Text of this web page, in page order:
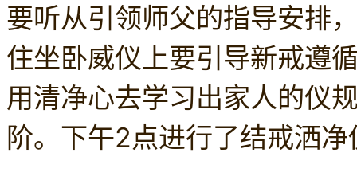
要听从引领师父的指导安排
住坐卧威仪上要引导新戒遵
用清净心去学习出家人的仪
阶。 下午2点进行了结戒洒净